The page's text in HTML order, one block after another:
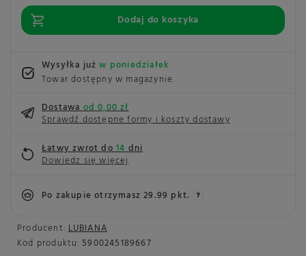
Producent: LUBIANA
Kod produktu: 5900245189667
Dodaj do koszyka
Wysyłka jużw poniedziałek
Towar dostępny w magazynie
Dostawaod 0,00 zł
Sprawdź dostępne formy i koszty dostawy
Łatwy zwrot do14dni
Dowiedz się więcej
Po zakupie otrzymasz29.99 pkt.